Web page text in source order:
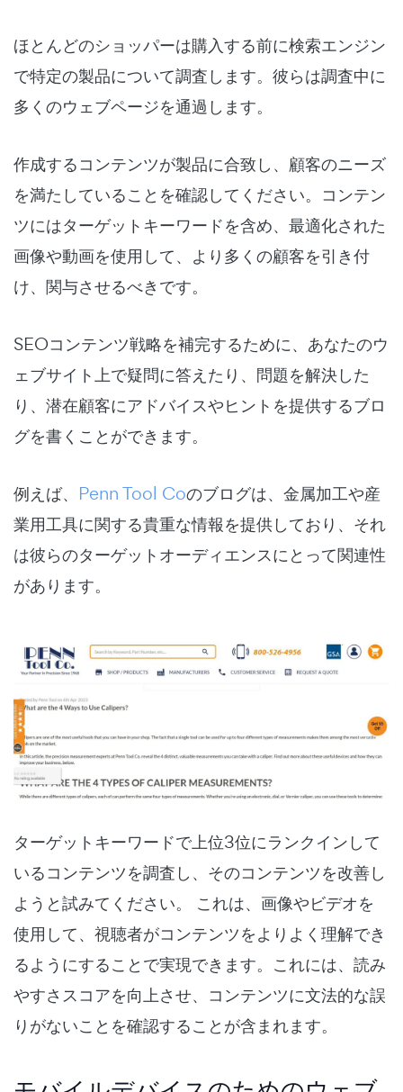
ほとんどのショッパーは購入する前に検索エンジン
で特定の製品について調査します。彼らは調査中に
多くのウェブページを通過します。
作成するコンテンツが製品に合致し、顧客のニーズ
を満たしていることを確認してください。コンテン
ツにはターゲットキーワードを含め、最適化された
画像や動画を使用して、より多くの顧客を引き付
け、関与させるべきです。
SEOコンテンツ戦略を補完するために、あなたのウ
ェブサイト上で疑問に答えたり、問題を解決した
り、潜在顧客にアドバイスやヒントを提供するブロ
グを書くことができます。
例えば、 Penn Tool Coのブログは、金属加工や産
業用工具に関する貴重な情報を提供しており、それ
は彼らのターゲットオーディエンスにとって関連性
があります。
ターゲットキーワードで上位3位にランクインして
いるコンテンツを調査し、そのコンテンツを改善し
ようと試みてください。 これは、画像やビデオを
使用して、視聴者がコンテンツをよりよく理解でき
るようにすることで実現できます。これには、読み
やすさスコアを向上させ、コンテンツに文法的な誤
りがないことを確認することが含まれます。